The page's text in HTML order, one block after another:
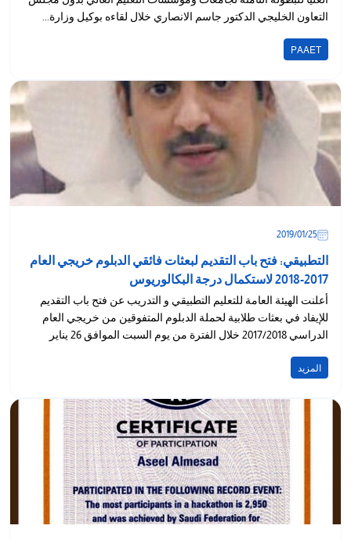
التعاون الخليجي الدكتور جاسم الانصاري خلال لقاءه بوكيل وزارة...
PAAET
25‏/01‏/2019
التطبيقي: فتح باب التقديم لبعثات فائقي الدبلوم خريجي العام
2017-2018 لاستكمال درجة البكالوريوس
أعلنت الهيئة العامة للتعليم التطبيقي و التدريب عن فتح باب التقديم
للإيفاد في بعثات طلابية لحملة الدبلوم المتفوقين من خريجي العام
الدراسي 2017/2018 خلال الفترة من يوم السبت الموافق 26 يناير
المزيد